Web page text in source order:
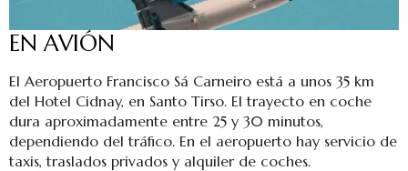
EN AVIÓN
El Aeropuerto Francisco Sá Carneiro está a unos 35 km
del Hotel Cidnay, en Santo Tirso. El trayecto en coche
dura aproximadamente entre 25 y 30 minutos,
dependiendo del tráfico. En el aeropuerto hay servicio de
taxis, traslados privados y alquiler de coches.